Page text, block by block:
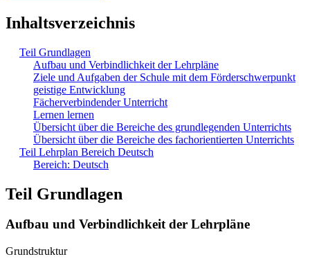
Inhaltsverzeichnis
Teil Grundlagen
Aufbau und Verbindlichkeit der Lehrpläne
Ziele und Aufgaben der Schule mit dem Förderschwerpunkt
geistige Entwicklung
Fächerverbindender Unterricht
Lernen lernen
Übersicht über die Bereiche des grundlegenden Unterrichts
Übersicht über die Bereiche des fachorientierten Unterrichts
Teil Lehrplan Bereich Deutsch
Bereich: Deutsch
Teil Grundlagen
Aufbau und Verbindlichkeit der Lehrpläne
Grundstruktur